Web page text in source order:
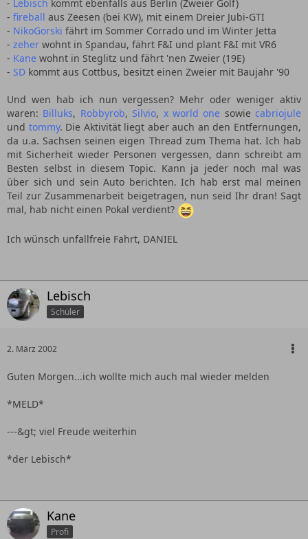
- Lebisch kommt ebenfalls aus Berlin (Zweier Golf)
- fireball aus Zeesen (bei KW), mit einem Dreier Jubi-GTI
- NikoGorski fährt im Sommer Corrado und im Winter Jetta
- zeher wohnt in Spandau, fährt F&I und plant F&I mit VR6
- Kane wohnt in Steglitz und fährt 'nen Zweier (19E)
- SD kommt aus Cottbus, besitzt einen Zweier mit Baujahr '90
Und wen hab ich nun vergessen? Mehr oder weniger aktiv
waren: Billuks, Robbyrob, Silvio, x world one sowie cabriojule
und tommy. Die Aktivität liegt aber auch an den Entfernungen,
da u.a. Sachsen seinen eigen Thread zum Thema hat. Ich hab
mit Sicherheit wieder Personen vergessen, dann schreibt am
Besten selbst in diesem Topic. Kann ja jeder noch mal was
über sich und sein Auto berichten. Ich hab erst mal meinen
Teil zur Zusammenarbeit beigetragen, nun seid Ihr dran! Sagt
mal, hab nicht einen Pokal verdient?
Ich wünsch unfallfreie Fahrt, DANIEL
Lebisch
Schüler
2. März 2002
Guten Morgen...ich wollte mich auch mal wieder melden
*MELD*
---&gt; viel Freude weiterhin
*der Lebisch*
Kane
Profi